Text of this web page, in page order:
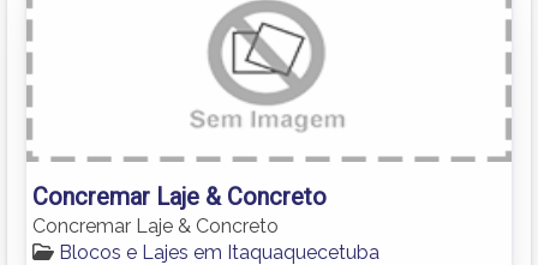
Concremar Laje & Concreto
Concremar Laje & Concreto
Blocos e Lajes em Itaquaquecetuba